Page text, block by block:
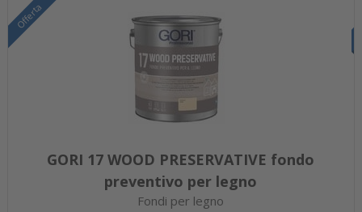
Offerta
GORI 17 WOOD PRESERVATIVE fondo
preventivo per legno
Fondi per legno